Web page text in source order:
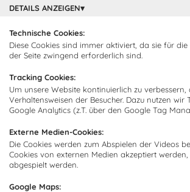
DETAILS ANZEIGEN
Technische Cookies:
Diese Cookies sind immer aktiviert, da sie für
der Seite zwingend erforderlich sind.
Tracking Cookies:
Um unsere Website kontinuierlich zu
Verhaltensweisen der Besucher. Dazu nutzen wir
Google Analytics (z.T. über den Google Tag
Externe Medien-Cookies:
Die Cookies werden zum Abspielen der Videos
Cookies von externen Medien akzeptiert
abgespielt werden.
Google Maps:
Über uns
FAQ
Kontakt
Kundendienst
Lieferung
Montage
Abholorte
Newsletter abonnieren
Newsletter und empfangen Sie
Neuigkeiten und Angebote